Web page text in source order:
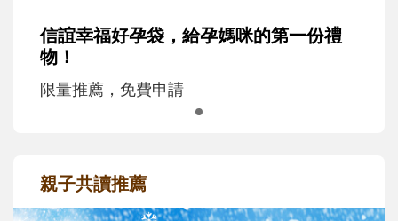
信誼幸福好孕袋，給孕媽咪的第一份禮
物！
限量推薦，免費申請
親子共讀推薦